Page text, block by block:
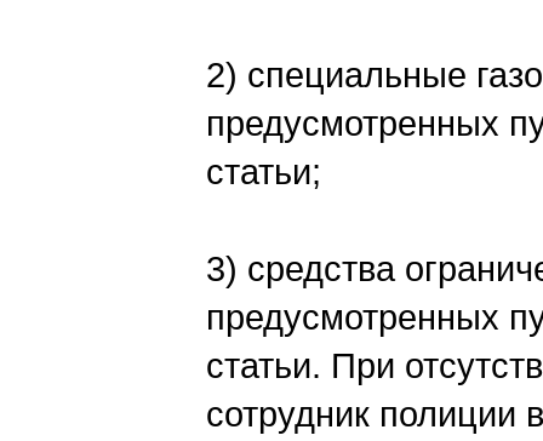
2) специальные
предусмотренных
статьи;
3) средства
предусмотренных
статьи. При
сотрудник полиции